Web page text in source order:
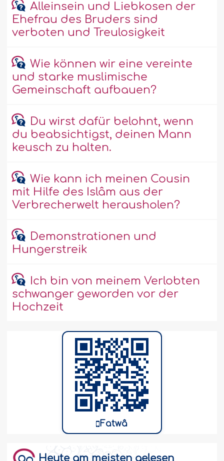
Alleinsein und Liebkosen der
Ehefrau des Bruders sind
verboten und Treulosigkeit
Wie können wir eine vereinte
und starke muslimische
Gemeinschaft aufbauen?
Du wirst dafür belohnt, wenn
du beabsichtigst, deinen Mann
keusch zu halten.
Wie kann ich meinen Cousin
mit Hilfe des Islâm aus der
Verbrecherwelt herausholen?
Demonstrationen und
Hungerstreik
Ich bin von meinem Verlobten
schwanger geworden vor der
Hochzeit
Fatwâ
Heute am meisten gelesen